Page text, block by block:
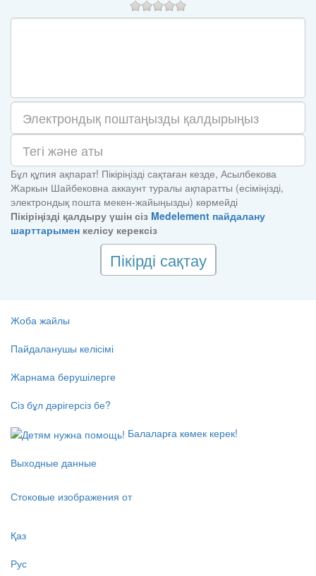
Бұл құпия ақпарат! Пікіріңізді сақтаған кезде, Асылбекова
Жаркын Шайбековна аккаунт туралы ақпаратты (есіміңізді,
электрондық пошта мекен-жайыңызды) көрмейді
Пікіріңізді қалдыру үшін сіз Medelement пайдалану
шарттарымен келісу керексіз
Пікірді сақтау
Жоба жайлы
Пайдаланушы келісімі
Жарнама берушілерге
Сіз бұл дәрігерсіз бе?
Балаларға көмек керек!
Выходные данные
Стоковые изображения от
Қаз
Рус